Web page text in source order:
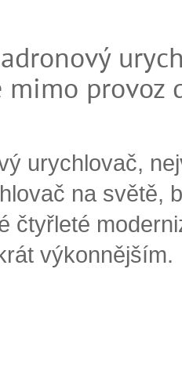
mimo provoz
urychlovač,
na světě,
čtyřleté
výkonnějším.